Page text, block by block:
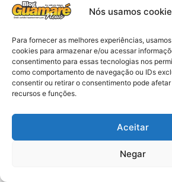
Nós usamos
Para fornecer as melhores experiências,
cookies para armazenar e/ou acessar
consentimento para essas tecnologias nos
como comportamento de navegação ou IDs
consentir ou retirar o consentimento pode
recursos e funções.
Aceitar
Negar